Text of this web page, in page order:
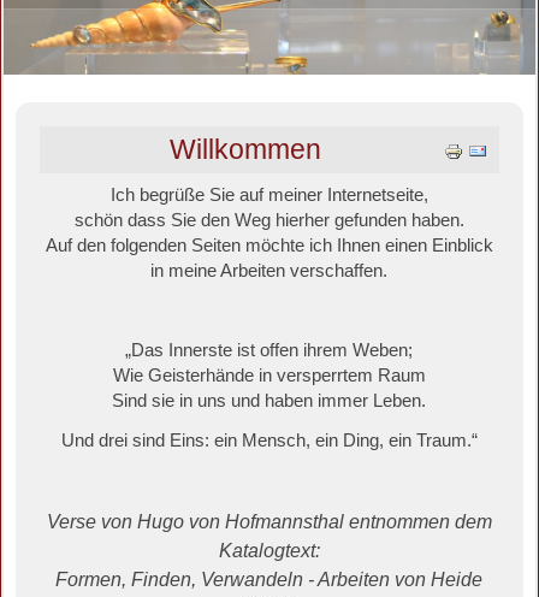
Willkommen
Ich begrüße Sie auf meiner Internetseite,
schön dass Sie den Weg hierher gefunden haben.
Auf den folgenden Seiten möchte ich Ihnen einen Einblick
in meine Arbeiten verschaffen.
„Das Innerste ist offen ihrem Weben;
Wie Geisterhände in versperrtem Raum
Sind sie in uns und haben immer Leben.
Und drei sind Eins: ein Mensch, ein Ding, ein Traum.“
Verse von Hugo von Hofmannsthal entnommen dem
Katalogtext:
Formen, Finden, Verwandeln - Arbeiten von Heide